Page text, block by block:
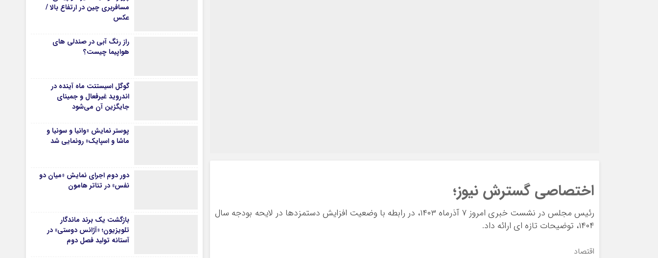
اختصاصی گسترش نیوز؛
رئیس مجلس در نشست خبری امروز ۷ آذرماه ۱۴۰۳، در رابطه با وضعیت افزایش دستمزدها در لایحه بودجه سال
۱۴۰۴، توضیحات تازه ای ارائه داد.
اقتصاد
مسافربری چین در ارتفاع بالا /
عکس
راز رنگ آبی در صندلی های
هواپیما چیست؟
گوگل اسیستنت ماه آینده در
اندروید غیرفعال و جمینای
جایگزین آن می‌شود
پوستر نمایش «وانیا و سونیا و
ماشا و اسپایک» رونمایی شد
دور دوم اجرای نمایش «میان دو
نفس» در تئاتر هامون
بازگشت یک برند ماندگار
تلویزیون؛ «آژانس دوستی» در
آستانه تولید فصل دوم